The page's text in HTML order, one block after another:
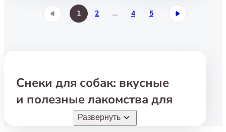
1 2 … 4 5
Снеки для собак: вкусные
и полезные лакомства для
вашего питомца
Развернуть